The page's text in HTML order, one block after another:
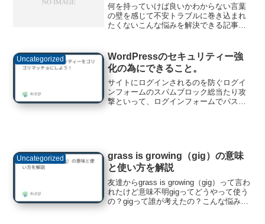
何を持っていけば良いかわからない言葉
の壁を感じて不安トラブルに巻き込まれ
たくないこんな悩みを解決できる記事に
揃え、あらゆるシチュエーションにも自
信を持って対応できるよう...
Uncategorized
WordPressのセキュリティー強
化の為にできること。
サイトにログインされるのを防ぐログイ
ンフォームのスパムブロック総当たり攻
撃といって、ログインフォームでパスワ
Uncategorized
grass is growing（gig）の意味
と使い方を解説
友達からgrass is growing（gig）って言わ
れたけど意味不明gigってどうやって使う
の？gigって誰が考えたの？こんな悩みな